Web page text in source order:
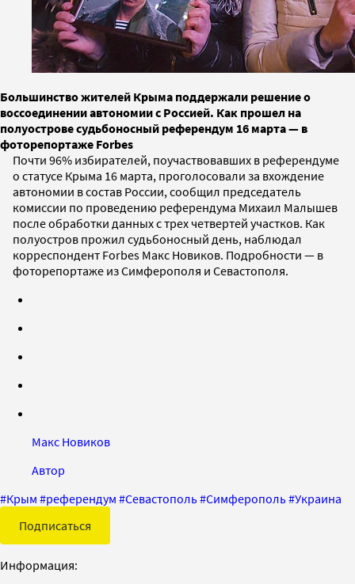
Большинство жителей Крыма поддержали решение о
воссоединении автономии с Россией. Как прошел на
полуострове судьбоносный референдум 16 марта — в
фоторепортаже Forbes
Почти 96% избирателей, поучаствовавших в референдуме
о статусе Крыма 16 марта, проголосовали за вхождение
автономии в состав России, сообщил председатель
комиссии по проведению референдума Михаил Малышев
после обработки данных с трех четвертей участков. Как
полуостров прожил судьбоносный день, наблюдал
корреспондент Forbes Макс Новиков. Подробности — в
фоторепортаже из Симферополя и Севастополя.
Макс Новиков
Автор
#Крым #референдум #Севастополь#Симферополь#Украина
Подписаться
Информация: